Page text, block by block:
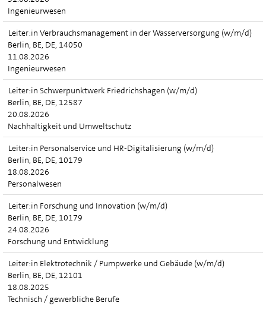
Ingenieurwesen
Leiter:in Verbrauchsmanagement in der Wasserversorgung (w/m/d)
Berlin, BE, DE, 14050
11.08.2026
Ingenieurwesen
Leiter:in Schwerpunktwerk Friedrichshagen (w/m/d)
Berlin, BE, DE, 12587
20.08.2026
Nachhaltigkeit und Umweltschutz
Leiter:in Personalservice und HR-Digitalisierung (w/m/d)
Berlin, BE, DE, 10179
18.08.2026
Personalwesen
Leiter:in Forschung und Innovation (w/m/d)
Berlin, BE, DE, 10179
24.08.2026
Forschung und Entwicklung
Leiter:in Elektrotechnik / Pumpwerke und Gebäude (w/m/d)
Berlin, BE, DE, 12101
18.08.2025
Technisch / gewerbliche Berufe